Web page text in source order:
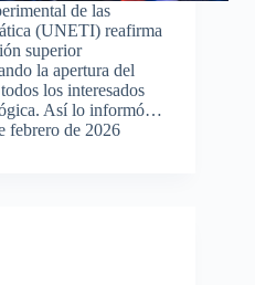
de las
(UNETI) reafirma
superior
la apertura del
los interesados
Así lo informó…
febrero de 2026